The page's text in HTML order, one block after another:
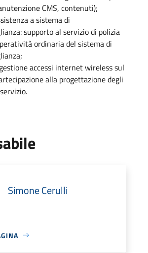
CMS, contenuti);
a sistema di
supporto al servizio di polizia
ordinaria del sistema di
accessi internet wireless sul
alla progettazione degli
Simone Cerulli